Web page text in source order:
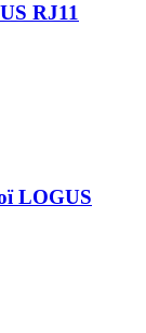
RJ11
LOGUS